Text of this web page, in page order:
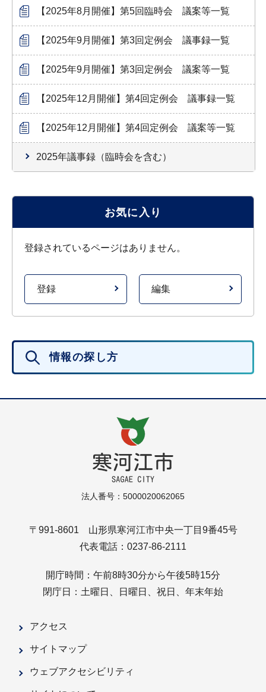
【2025年8月開催】第5回臨時会 議案等一覧
【2025年9月開催】第3回定例会 議事録一覧
【2025年9月開催】第3回定例会 議案等一覧
【2025年12月開催】第4回定例会 議事録一覧
【2025年12月開催】第4回定例会 議案等一覧
2025年議事録（臨時会を含む）
お気に入り
登録されているページはありません。
登録 編集
情報の探し方
法人番号：5000020062065
〒991-8601 山形県寒河江市中央一丁目9番45号
代表電話：0237-86-2111
開庁時間：午前8時30分から午後5時15分
閉庁日：土曜日、日曜日、祝日、年末年始
アクセス
サイトマップ
ウェブアクセシビリティ